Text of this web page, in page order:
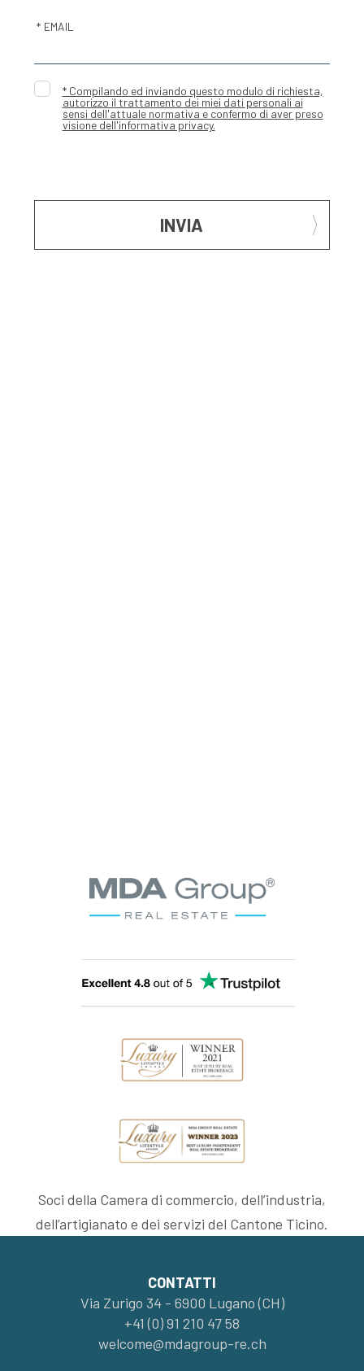
* EMAIL
* Compilando ed inviando questo modulo di richiesta,
autorizzo il trattamento dei miei dati personali ai
sensi dell'attuale normativa e confermo di aver preso
visione dell'informativa privacy.
INVIA
Soci della Camera di commercio, dell’industria,
dell’artigianato e dei servizi del Cantone Ticino.
CONTATTI
Via Zurigo 34 - 6900 Lugano (CH)
+41 (0) 91 210 47 58
welcome@mdagroup-re.ch